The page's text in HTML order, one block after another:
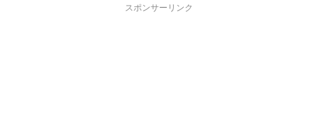
スポンサーリンク